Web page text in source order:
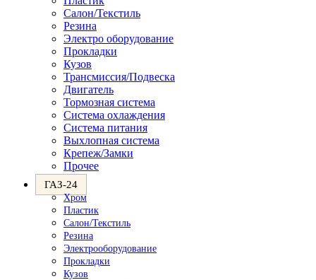
Салон/Текстиль
Резина
Электро оборудование
Прокладки
Кузов
Трансмиссия/Подвеска
Двигатель
Тормозная система
Система охлаждения
Система питания
Выхлопная система
Крепеж/Замки
Прочее
ГАЗ-24
Хром
Пластик
Салон/Текстиль
Резина
Электрооборудование
Прокладки
Кузов